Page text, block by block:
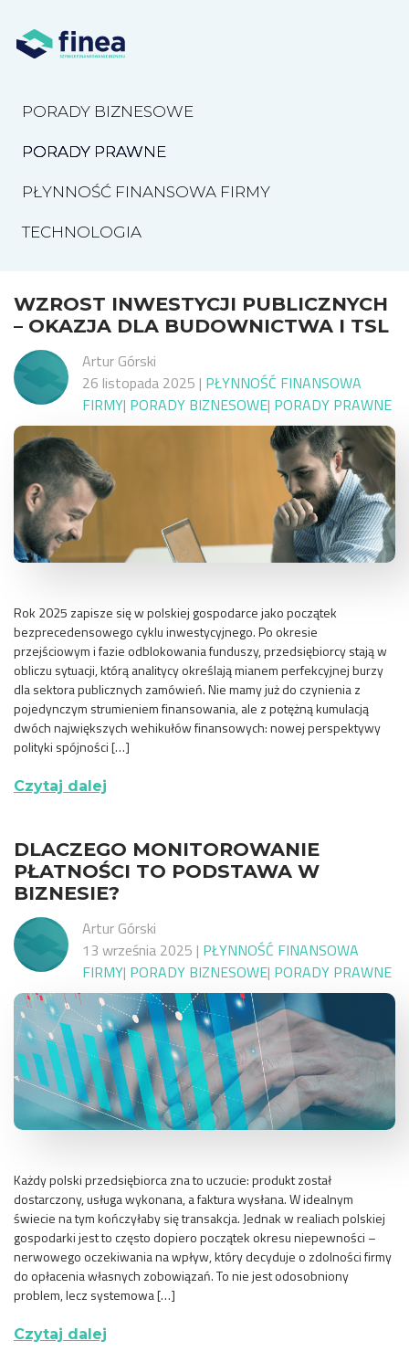
PORADY BIZNESOWE
PORADY PRAWNE
PŁYNNOŚĆ FINANSOWA FIRMY
TECHNOLOGIA
WZROST INWESTYCJI PUBLICZNYCH
– OKAZJA DLA BUDOWNICTWA I TSL
Artur Górski
26 listopada 2025 | PŁYNNOŚĆ FINANSOWA
FIRMY| PORADY BIZNESOWE| PORADY PRAWNE
Rok 2025 zapisze się w polskiej gospodarce jako początek
bezprecedensowego cyklu inwestycyjnego. Po okresie
przejściowym i fazie odblokowania funduszy, przedsiębiorcy stają w
obliczu sytuacji, którą analitycy określają mianem perfekcyjnej burzy
dla sektora publicznych zamówień. Nie mamy już do czynienia z
pojedynczym strumieniem finansowania, ale z potężną kumulacją
dwóch największych wehikułów finansowych: nowej perspektywy
polityki spójności […]
Czytaj dalej
DLACZEGO MONITOROWANIE
PŁATNOŚCI TO PODSTAWA W
BIZNESIE?
Artur Górski
13 września 2025 | PŁYNNOŚĆ FINANSOWA
FIRMY| PORADY BIZNESOWE| PORADY PRAWNE
Każdy polski przedsiębiorca zna to uczucie: produkt został
dostarczony, usługa wykonana, a faktura wysłana. W idealnym
świecie na tym kończyłaby się transakcja. Jednak w realiach polskiej
gospodarki jest to często dopiero początek okresu niepewności –
nerwowego oczekiwania na wpływ, który decyduje o zdolności firmy
do opłacenia własnych zobowiązań. To nie jest odosobniony
problem, lecz systemowa […]
Czytaj dalej